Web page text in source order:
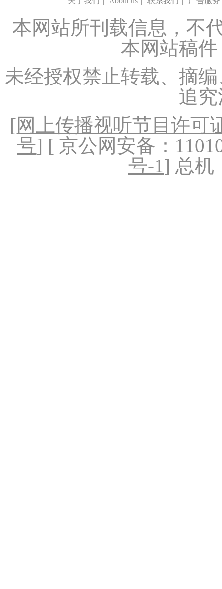
本网站所刊载信息，不
本网站稿
未经授权禁止转载、摘
追
[网上传播视听节目许可
号] [ 京公网安备：
号-1] 总机